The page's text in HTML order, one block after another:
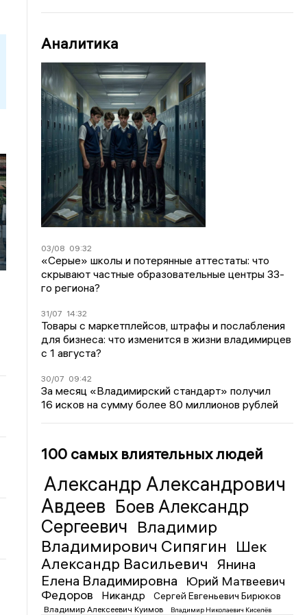
Аналитика
03/08 09:32
«Серые» школы и потерянные аттестаты: что
скрывают частные образовательные центры 33-
го региона?
31/07 14:32
Товары с маркетплейсов, штрафы и послабления
для бизнеса: что изменится в жизни владимирцев
с 1 августа?
30/07 09:42
За месяц «Владимирский стандарт» получил
16 исков на сумму более 80 миллионов рублей
100 самых влиятельных людей
Александр Александрович
Авдеев Боев Александр
Сергеевич Владимир
Владимирович Сипягин Шек
Александр Васильевич
Янина
Елена Владимировна
Юрий Матвеевич
Федоров
Никандр Сергей Евгеньевич Бирюков
Владимир Алексеевич Куимов Владимир Николаевич Киселёв